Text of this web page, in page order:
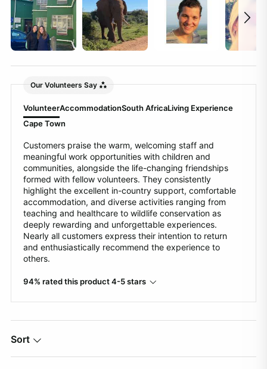
Our Volunteers Say
VolunteerAccommodationSouth AfricaLiving Experience
Cape Town
Customers praise the warm, welcoming staff and
meaningful work opportunities with children and
communities, alongside the life-changing friendships
formed with fellow volunteers. They consistently
highlight the excellent in-country support, comfortable
accommodation, and diverse activities ranging from
teaching and healthcare to wildlife conservation as
deeply rewarding and unforgettable experiences.
Nearly all customers express their intention to return
and enthusiastically recommend the experience to
others.
94% rated this product 4-5 stars
Sort